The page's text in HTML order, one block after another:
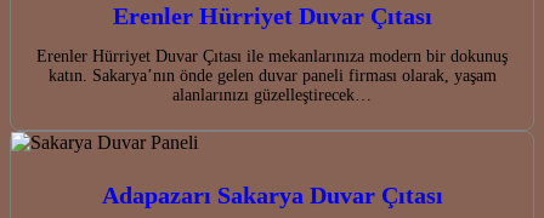
Erenler Hürriyet Duvar Çıtası
Erenler Hürriyet Duvar Çıtası ile mekanlarınıza modern bir dokunuş
katın. Sakarya’nın önde gelen duvar paneli firması olarak, yaşam
alanlarınızı güzelleştirecek…
Adapazarı Sakarya Duvar Çıtası